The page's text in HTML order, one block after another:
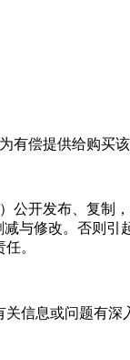
偿提供给购买
开发布、复制
与修改。否则
。
信息或问题有